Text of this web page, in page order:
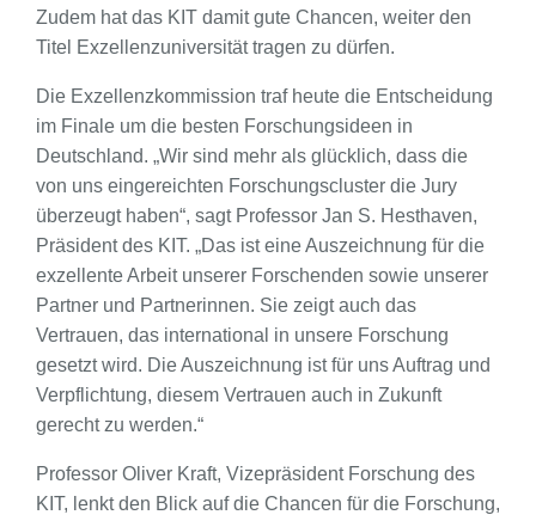
Zudem hat das KIT damit gute Chancen, weiter den
Titel Exzellenzuniversität tragen zu dürfen.
Die Exzellenzkommission traf heute die Entscheidung
im Finale um die besten Forschungsideen in
Deutschland. „Wir sind mehr als glücklich, dass die
von uns eingereichten Forschungscluster die Jury
überzeugt haben“, sagt Professor Jan S. Hesthaven,
Präsident des KIT. „Das ist eine Auszeichnung für die
exzellente Arbeit unserer Forschenden sowie unserer
Partner und Partnerinnen. Sie zeigt auch das
Vertrauen, das international in unsere Forschung
gesetzt wird. Die Auszeichnung ist für uns Auftrag und
Verpflichtung, diesem Vertrauen auch in Zukunft
gerecht zu werden.“
Professor Oliver Kraft, Vizepräsident Forschung des
KIT, lenkt den Blick auf die Chancen für die Forschung,